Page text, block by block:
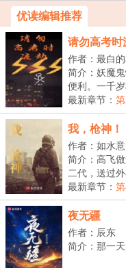
优读编辑推荐
请勿高考时
作者：最白
简介：妖魔
便利。一千
八...
最新章节：
我，枪神！
作者：如水意
简介：高飞
二代，送过
被...
最新章节：
夜无疆
作者：辰东
简介：那一